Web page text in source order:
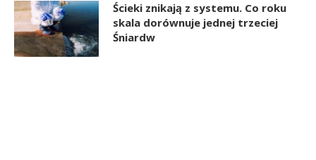
Ścieki znikają z systemu. Co roku
skala dorównuje jednej trzeciej
Śniardw